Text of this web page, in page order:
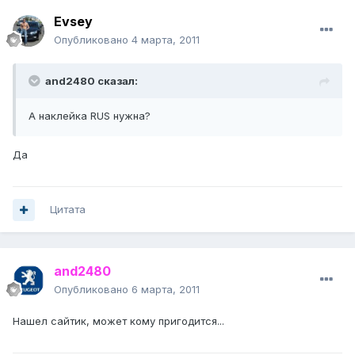
Evsey
Опубликовано 4 марта, 2011
and2480 сказал:
А наклейка RUS нужна?
Да
Цитата
and2480
Опубликовано 6 марта, 2011
Нашел сайтик, может кому пригодится...